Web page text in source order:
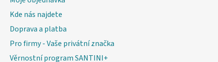
Kde nás najdete
Doprava a platba
Pro firmy - Vaše privátní značka
Věrnostní program SANTINI+